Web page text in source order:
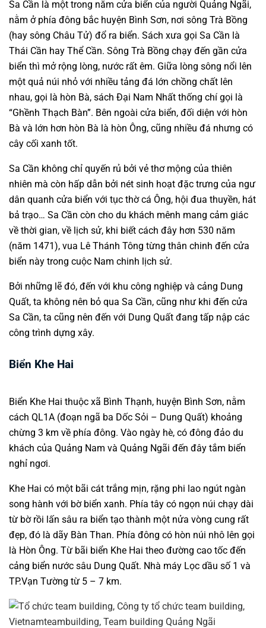
Sa Cần là một trong năm cửa biển của người Quảng Ngãi,
nằm ở phía đông bắc huyện Bình Sơn, nơi sông Trà Bồng
(hay sông Châu Tử) đổ ra biển. Sách xưa gọi Sa Cần là
Thái Cần hay Thể Cần. Sông Trà Bồng chạy đến gần cửa
biển thì mở rộng lòng, nước rất êm. Giữa lòng sông nổi lên
một quả núi nhỏ với nhiều tảng đá lớn chồng chất lên
nhau, gọi là hòn Bà, sách Ðại Nam Nhất thống chí gọi là
“Ghềnh Thạch Bàn”. Bên ngoài cửa biển, đối diện với hòn
Bà và lớn hơn hòn Bà là hòn Ông, cũng nhiều đá nhưng có
cây cối xanh tốt.
Sa Cần không chỉ quyến rủ bởi vẻ thơ mộng của thiên
nhiên mà còn hấp dẫn bởi nét sinh hoạt đặc trưng của ngư
dân quanh cửa biển với tục thờ cá Ông, hội đua thuyền, hát
bả trạo… Sa Cần còn cho du khách mênh mang cảm giác
về thời gian, về lịch sử, khi biết cách đây hơn 530 năm
(năm 1471), vua Lê Thánh Tông từng thân chinh đến cửa
biển này trong cuộc Nam chinh lịch sử.
Bởi những lẽ đó, đến với khu công nghiệp và cảng Dung
Quất, ta không nên bỏ qua Sa Cần, cũng như khi đến cửa
Sa Cần, ta cũng nên đến với Dung Quất đang tấp nập các
công trình dựng xây.
Biển Khe Hai
Biển Khe Hai thuộc xã Bình Thạnh, huyện Bình Sơn, nằm
cách QL1A (đoạn ngã ba Dốc Sỏi – Dung Quất) khoảng
chừng 3 km về phía đông. Vào ngày hè, có đông đảo du
khách của Quảng Nam và Quảng Ngãi đến đây tắm biển
nghỉ ngơi.
Khe Hai có một bãi cát trắng mịn, rặng phi lao ngút ngàn
song hành với bờ biển xanh. Phía tây có ngọn núi chạy dài
từ bờ rồi lấn sâu ra biển tạo thành một nửa vòng cung rất
đẹp, đó là dãy Bàn Than. Phía đông có hòn núi nhô lên gọi
là Hòn Ông. Từ bãi biển Khe Hai theo đường cao tốc đến
cảng biển nước sâu Dung Quất. Nhà máy Lọc dầu số 1 và
TP.Vạn Tường từ 5 – 7 km.